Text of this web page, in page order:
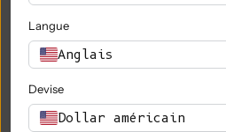
São Tomé & Príncipe
Sénégal (XOF Fr)
Langue
Anglais
Devise
Dollar américain